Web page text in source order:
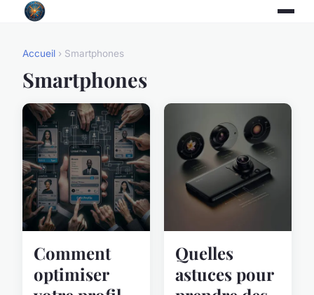
Accueil › Smartphones
Smartphones
Comment
optimiser
Quelles
astuces pour